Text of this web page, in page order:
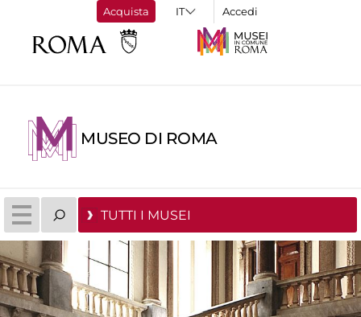
Acquista Accedi
MUSEO DI ROMA
TUTTI I MUSEI